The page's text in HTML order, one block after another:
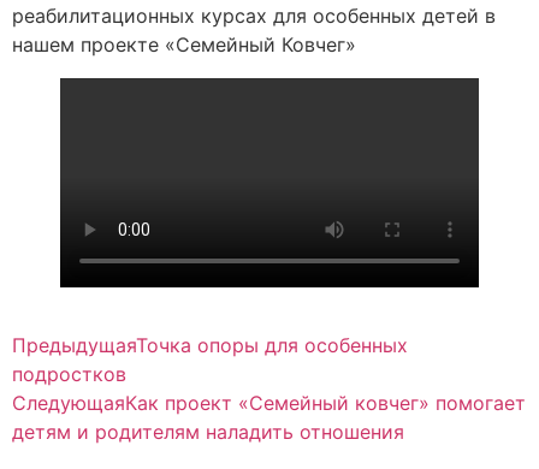
реабилитационных курсах для особенных детей в
нашем проекте «Семейный Ковчег»
ПредыдущаяТочка опоры для особенных
подростков
СледующаяКак проект «Семейный ковчег» помогает
детям и родителям наладить отношения